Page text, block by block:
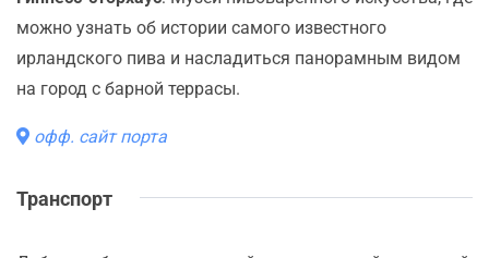
можно узнать об истории самого известного
ирландского пива и насладиться панорамным видом
на город с барной террасы.
офф. сайт порта
Транспорт